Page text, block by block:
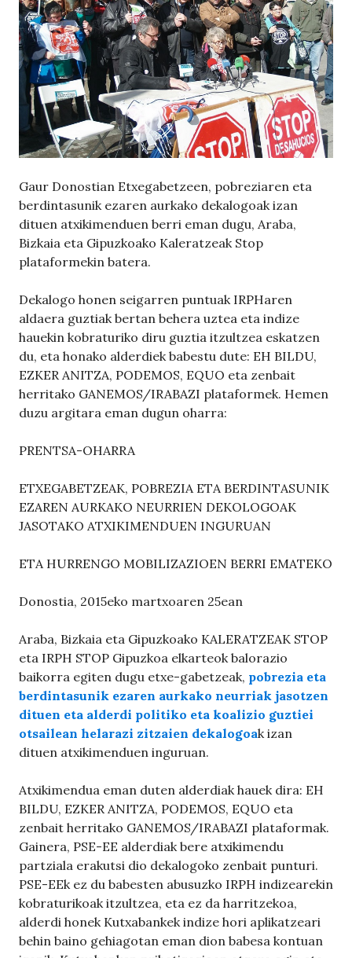
Gaur Donostian Etxegabetzeen, pobreziaren eta
berdintasunik ezaren aurkako dekalogoak izan
dituen atxikimenduen berri eman dugu, Araba,
Bizkaia eta Gipuzkoako Kaleratzeak Stop
plataformekin batera.
Dekalogo honen seigarren puntuak IRPHaren
aldaera guztiak bertan behera uztea eta indize
hauekin kobraturiko diru guztia itzultzea eskatzen
du, eta honako alderdiek babestu dute: EH BILDU,
EZKER ANITZA, PODEMOS, EQUO eta zenbait
herritako GANEMOS/IRABAZI plataformek. Hemen
duzu argitara eman dugun oharra:
PRENTSA-OHARRA
ETXEGABETZEAK, POBREZIA ETA BERDINTASUNIK
EZAREN AURKAKO NEURRIEN DEKOLOGOAK
JASOTAKO ATXIKIMENDUEN INGURUAN
ETA HURRENGO MOBILIZAZIOEN BERRI EMATEKO
Donostia, 2015eko martxoaren 25ean
Araba, Bizkaia eta Gipuzkoako KALERATZEAK STOP
eta IRPH STOP Gipuzkoa elkarteok balorazio
baikorra egiten dugu etxe-gabetzeak, pobrezia eta
berdintasunik ezaren aurkako neurriak jasotzen
dituen eta alderdi politiko eta koalizio guztiei
otsailean helarazi zitzaien dekalogoak izan
dituen atxikimenduen inguruan.
Atxikimendua eman duten alderdiak hauek dira: EH
BILDU, EZKER ANITZA, PODEMOS, EQUO eta
zenbait herritako GANEMOS/IRABAZI plataformak.
Gainera, PSE-EE alderdiak bere atxikimendu
partziala erakutsi dio dekalogoko zenbait punturi.
PSE-EEk ez du babesten abusuzko IRPH indizearekin
kobraturikoak itzultzea, eta ez da harritzekoa,
alderdi honek Kutxabankek indize hori aplikatzeari
behin baino gehiagotan eman dion babesa kontuan